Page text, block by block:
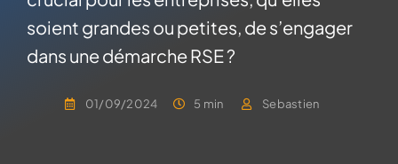
soient grandes ou petites, de s’engager
dans une démarche RSE ?
01/09/2024 5 min Sebastien